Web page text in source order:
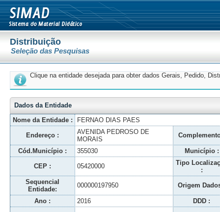
Distribuição
Seleção das Pesquisas
Clique na entidade desejada para obter dados Gerais, Pedido,
Dados da Entidade
Nome da Entidade :
FERNAO DIAS PAES
Endereço :
AVENIDA PEDROSO DE
MORAIS
Cód.Município : 355030 Município :
CEP : 05420000
Tipo
:
Sequencial
Entidade:
000000197950 Origem
Ano : 2016 DDD :